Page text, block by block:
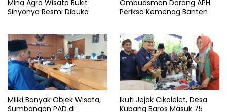
Mina Agro Wisata Bukit
Sinyonya Resmi Dibuka
Ombudsman Dorong APH
Periksa Kemenag Banten
Miliki Banyak Objek Wisata,
Sumbangan PAD di
Ikuti Jejak Cikolelet, Desa
Kubang Baros Masuk 75